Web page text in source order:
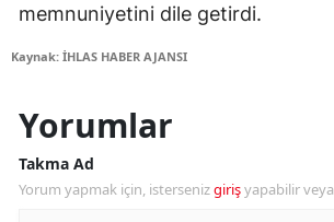
memnuniyetini dile getirdi.
Kaynak: İHLAS HABER AJANSI
Yorumlar
Takma Ad
Yorum yapmak için, istersenizgirişyapabilir veya